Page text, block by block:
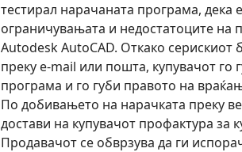
тестирал нарачаната програма, дека
ограничувањата и недостатоците на
Autodesk AutoCAD. Откако серискиот
преку e-mail или пошта, купувачот го
програма и го губи правото на
По добивањето на нарачката преку
достави на купувачот профактура за
Продавачот се обврзува да ги